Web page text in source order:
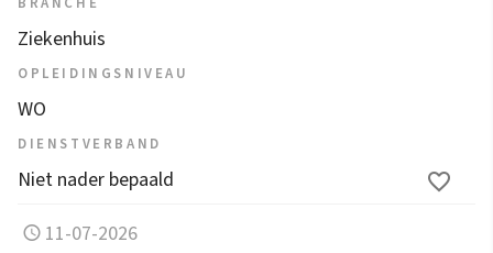
Ziekenhuis
OPLEIDINGSNIVEAU
WO
DIENSTVERBAND
Niet nader bepaald
11-07-2026